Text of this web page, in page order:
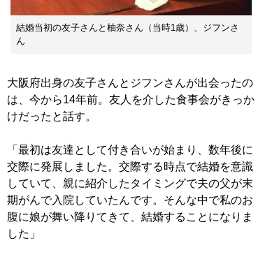
結婚当初の友子さんと柚奈さん（当時1歳）、ジフンさ
ん
大阪府出身の友子さんとジフンさんが出会ったの
は、今から14年前。友人を介した食事会がきっか
けだったと話す。
「最初は友達として付き合いが始まり、数年後に
交際に発展しました。交際する時点で結婚を意識
していて、親に紹介したタイミングで夫の父が末
期がんで入院していたんです。そんな中で私のお
腹に娘が舞い降りてきて、結婚することになりま
した」